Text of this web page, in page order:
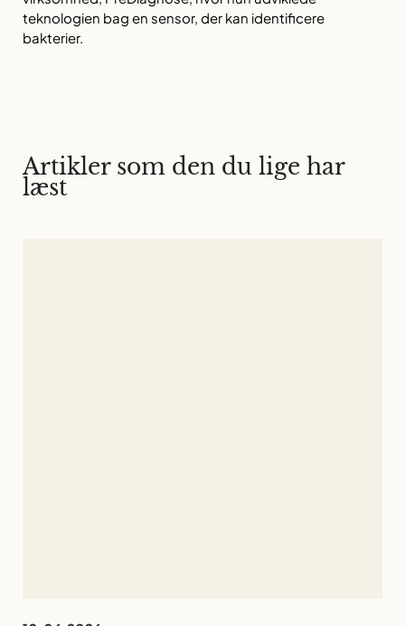
teknologien bag en sensor, der kan identificere
bakterier.
Artikler som den du lige har
læst